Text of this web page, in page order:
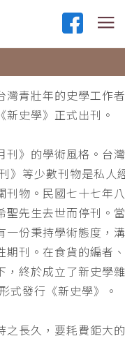
灣青壯年的史學工作
史學》正式出刊。
刊》的學術風格。台
》等少數刊物是私人
刊物。民國七十七年
聖先生去世而停刊。
一份秉持學術態度，
期刊。在食貨的編者
，終於成立了新史學
式發行《新史學》。
之長久，要耗費鉅大